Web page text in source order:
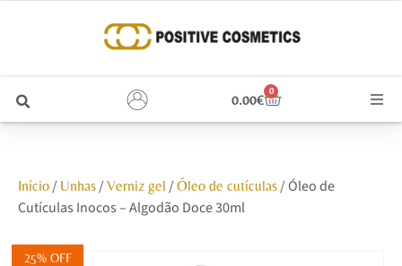
0.00€
0
Unhas
Início/ Unhas/ Verniz gel / Óleo de cutículas/ Óleo de
Cutículas Inocos – Algodão Doce 30ml
25% OFF